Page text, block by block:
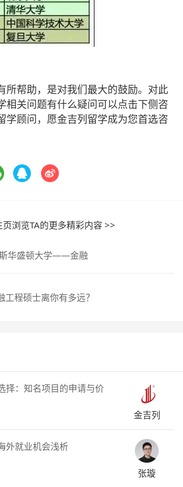
所帮助，是对我们最大的鼓励。对此
相关问题有什么疑问可以点击下侧咨
学顾问，愿金吉列留学成为您首选咨
页浏览TA的更多精彩内容 >>
华盛顿大学——金融
工程硕士离你有多远？
择：知名项目的申请与价
金吉列
外就业机会浅析
张璇